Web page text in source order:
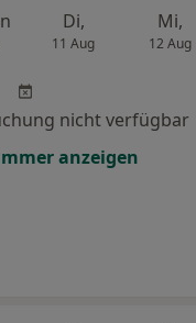
Di,
11 Aug
Mi,
12 Aug
nicht verfügbar
anzeigen